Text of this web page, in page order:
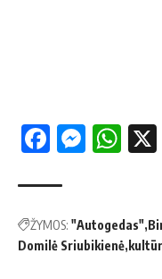
ŽYMOS: "Autogedas"
Domilė Sriubikienė